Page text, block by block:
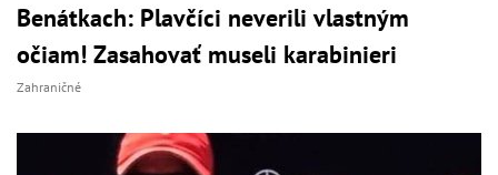
Benátkach: Plavčíci neverili vlastným
očiam! Zasahovať museli karabinieri
Zahraničné